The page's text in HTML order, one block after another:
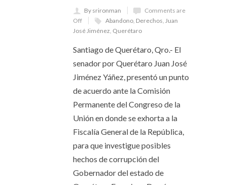
By srironman
Comments are
Off
Abandono, Derechos, Juan
José Jiménez, Querétaro
Santiago de Querétaro, Qro.- El
senador por Querétaro Juan José
Jiménez Yáñez, presentó un punto
de acuerdo ante la Comisión
Permanente del Congreso de la
Unión en donde se exhorta a la
Fiscalía General de la República,
para que investigue posibles
hechos de corrupción del
Gobernador del estado de